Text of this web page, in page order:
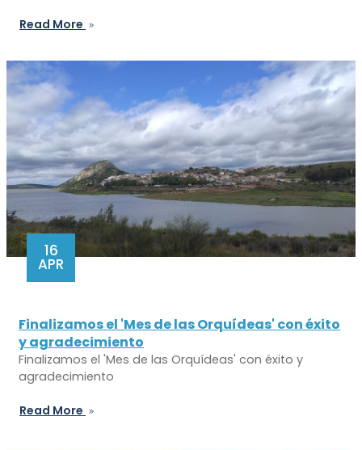
Read More
16
APR
Finalizamos el 'Mes de las Orquídeas' con éxito
y agradecimiento
Finalizamos el 'Mes de las Orquídeas' con éxito y
agradecimiento
Read More